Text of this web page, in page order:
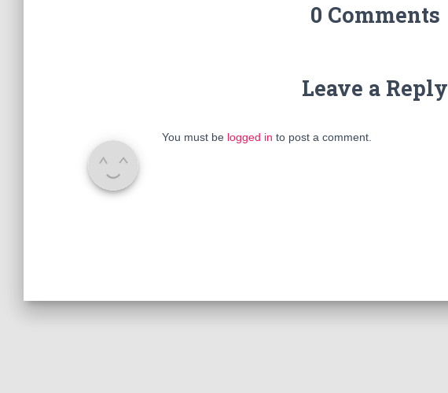
0 Comments
Leave a Reply
You must be logged in to post a comment.